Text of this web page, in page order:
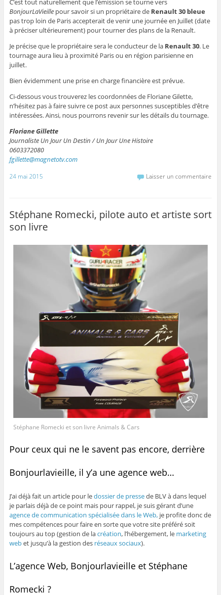
C’est tout naturellement que l’émission se tourne vers
BonjourLaVieillepour savoir si un propriétaire de Renault 30 bleue
pas trop loin de Paris accepterait de venir une journée en Juillet (date
à préciser ultérieurement) pour tourner des plans de la Renault.
Je précise que le propriétaire sera le conducteur de la Renault 30. Le
tournage aura lieu à proximité Paris ou en région parisienne en
juillet.
Bien évidemment une prise en charge financière est prévue.
Ci-dessous vous trouverez les coordonnées de Floriane Gilette,
n’hésitez pas à faire suivre ce post aux personnes susceptibles d’être
intéressées. Ainsi, nous pourrons revenir sur les détails du tournage.
Floriane Gillette
Journaliste Un Jour Un Destin / Un Jour Une Histoire
0603372080
fgillette@magnetotv.com
24 mai 2015 Laisser un commentaire
Stéphane Romecki, pilote auto et artiste sort
son livre
Stéphane Romecki et son livre Animals & Cars
Pour ceux qui ne le savent pas encore, derrière
Bonjourlavieille, il y’a une agence web…
J’ai déjà fait un article pour ledossier de pressede BLV à dans lequel
je parlais déjà de ce point mais pour rappel, je suis gérant d’une
agence de communication spécialisée dans le Web,je profite donc de
mes compétences pour faire en sorte que votre site préféré soit
toujours au top (gestion de lacréation, l’hébergement, le marketing
webet jusqu’à la gestion des réseaux sociaux).
L’agence Web, Bonjourlavieille et Stéphane
Romecki ?